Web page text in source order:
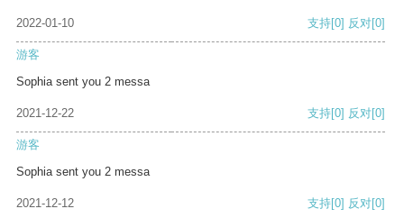
2022-01-10 支持[0] 反对[0]
游客
Sophia sent you 2 messa
2021-12-22 支持[0] 反对[0]
游客
Sophia sent you 2 messa
2021-12-12 支持[0] 反对[0]